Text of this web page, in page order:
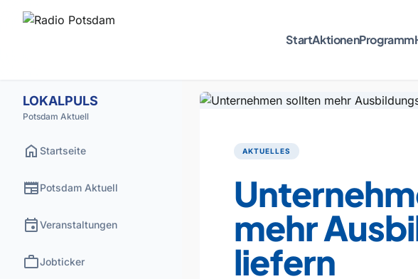
StartAktionenProgramm
LOKALPULS
Potsdam Aktuell
home Startseite
newspaperPotsdam Aktuell
eventVeranstaltungen
workJobticker
AKTUELLES
mehr
liefern